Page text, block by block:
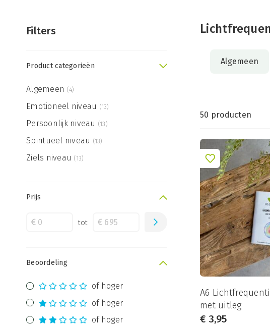
Filters
Product categorieën
Algemeen (4)
Emotioneel niveau (13)
Persoonlijk niveau (13)
Spiritueel niveau (13)
Ziels niveau (13)
Prijs
tot
Beoordeling
of hoger
of hoger
of hoger
Algemeen
50 producten
A6
met uitleg
€ 3,95